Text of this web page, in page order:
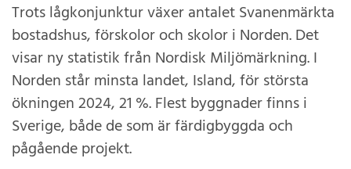
Trots lågkonjunktur växer antalet Svanenmärkta
bostadshus, förskolor och skolor i Norden. Det
visar ny statistik från Nordisk Miljömärkning. I
Norden står minsta landet, Island, för största
ökningen 2024, 21 %. Flest byggnader finns i
Sverige, både de som är färdigbyggda och
pågående projekt.